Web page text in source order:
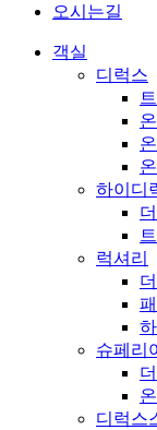
오시는길
객실
디럭스
하이디
럭셔리
슈페리
디럭스